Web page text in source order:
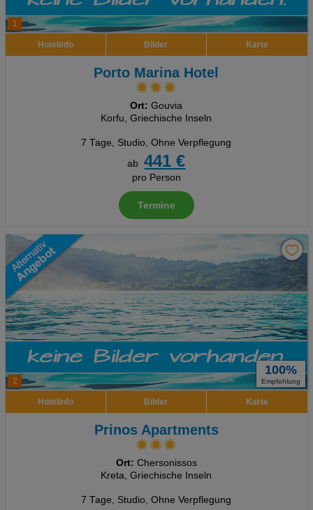
1
Hotelinfo Bilder Karte
Porto Marina Hotel
Ort: Gouvia
Korfu, Griechische Inseln
7 Tage, Studio, Ohne Verpflegung
ab
441 €
pro Person
Termine
2
100%
Empfehlung
Hotelinfo Bilder Karte
Prinos Apartments
Ort: Chersonissos
Kreta, Griechische Inseln
7 Tage, Studio, Ohne Verpflegung